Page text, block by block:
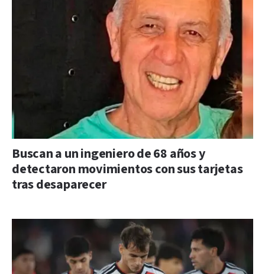
Buscan a un ingeniero de 68 años y
detectaron movimientos con sus tarjetas
tras desaparecer